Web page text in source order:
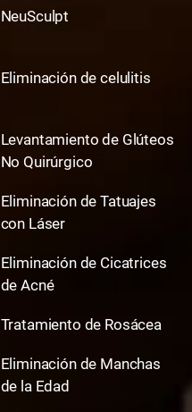
NeuSculpt
Eliminación de celulitis
Levantamiento de Glúteos
No Quirúrgico
Eliminación de Tatuajes
con Láser
Eliminación de Cicatrices
de Acné
Tratamiento de Rosácea
Eliminación de Manchas
de la Edad